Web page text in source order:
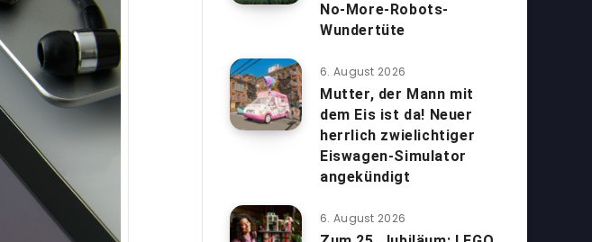
No-More-Robots-
Wundertüte
6. August 2026
Mutter, der Mann mit
dem Eis ist da! Neuer
herrlich zwielichtiger
Eiswagen-Simulator
angekündigt
6. August 2026